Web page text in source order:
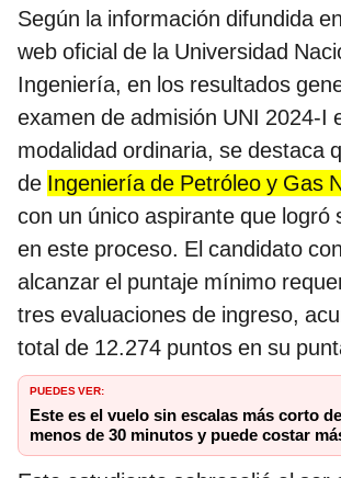
Según la información difundida
web oficial de la Universidad
Ingeniería, en los resultados
examen de admisión UNI 2024-I
modalidad ordinaria, se destaca
de Ingeniería de Petróleo y Gas
con un único aspirante que logró
en este proceso. El candidato
alcanzar el puntaje mínimo
tres evaluaciones de ingreso,
total de 12.274 puntos en su
PUEDES VER:
Este es el vuelo sin escalas más corto
menos de 30 minutos y puede costar